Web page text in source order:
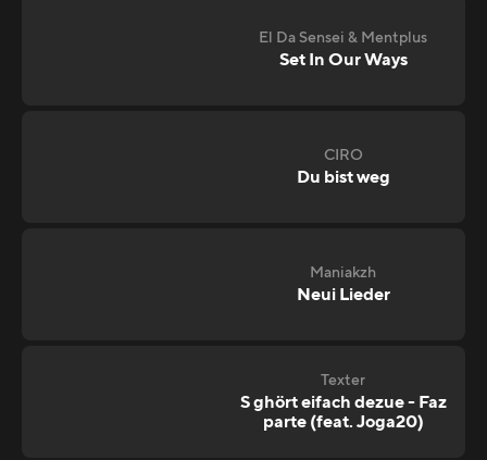
El Da Sensei & Mentplus
Set In Our Ways
CIRO
Du bist weg
Maniakzh
Neui Lieder
Texter
S ghört eifach dezue - Faz
parte (feat. Joga20)